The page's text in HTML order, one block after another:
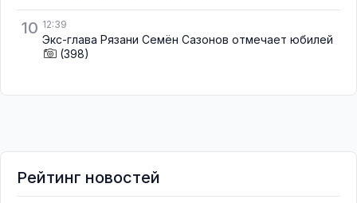
10 12:39
Экс-глава Рязани Семён Сазонов отмечает юбилей
(398)
Рейтинг новостей